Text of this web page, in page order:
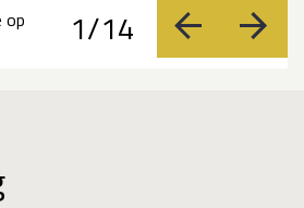
1/14 vorige
op